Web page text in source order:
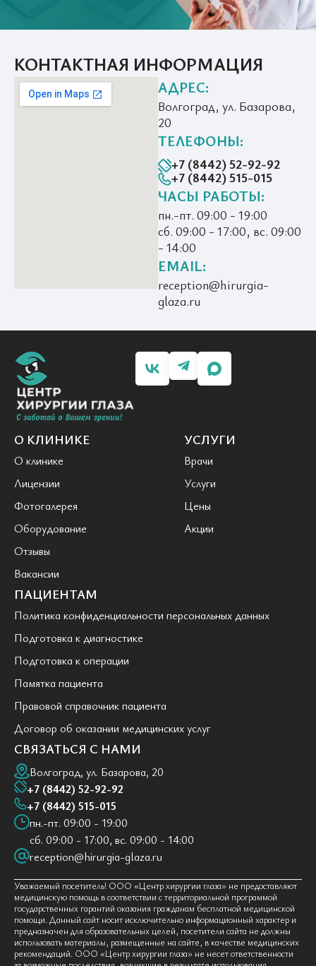
КОНТАКТНАЯ ИНФОРМАЦИЯ
АДРЕС:
Волгоград, ул. Базарова,
20
ТЕЛЕФОНЫ:
+7 (8442) 52-92-92
+7 (8442) 515-015
ЧАСЫ РАБОТЫ:
пн.-пт. 09:00 - 19:00
сб. 09:00 - 17:00, вс. 09:00
- 14:00
EMAIL:
reception@hirurgia-
glaza.ru
О КЛИНИКЕ
О клинике
Лицензии
Фотогалерея
Оборудование
Отзывы
Вакансии
УСЛУГИ
Врачи
Услуги
Цены
Акции
ПАЦИЕНТАМ
Политика конфиденциальности персональных данных
Подготовка к диагностике
Подготовка к операции
Памятка пациента
Правовой справочник пациента
Договор об оказании медицинских услуг
СВЯЗАТЬСЯ С НАМИ
Волгоград, ул. Базарова, 20
+7 (8442) 52-92-92
+7 (8442) 515-015
пн.-пт. 09:00 - 19:00
сб. 09:00 - 17:00, вс. 09:00 - 14:00
reception@hirurgia-glaza.ru
Уважаемый посетитель! ООО «Центр хирургии глаза» не предоставляют
медицинскую помощь в соответствии с территориальной программой
государственных гарантий оказания гражданам бесплатной медицинской
помощи. Данный сайт носит исключительно информационный характер и
предназначен для образовательных целей, посетители сайта не должны
использовать материалы, размещенные на сайте, в качестве медицинских
рекомендаций. ООО «Центр хирургии глаза» не несет ответственности